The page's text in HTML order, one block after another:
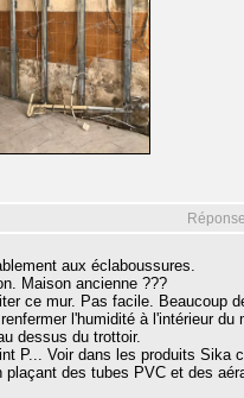
aux éclaboussures.
Maison ancienne ???
ce mur. Pas facile. Beaucoup
l'humidité à l'intérieur du
dessus du trottoir.
P... Voir dans les produits Sika
des tubes PVC et des